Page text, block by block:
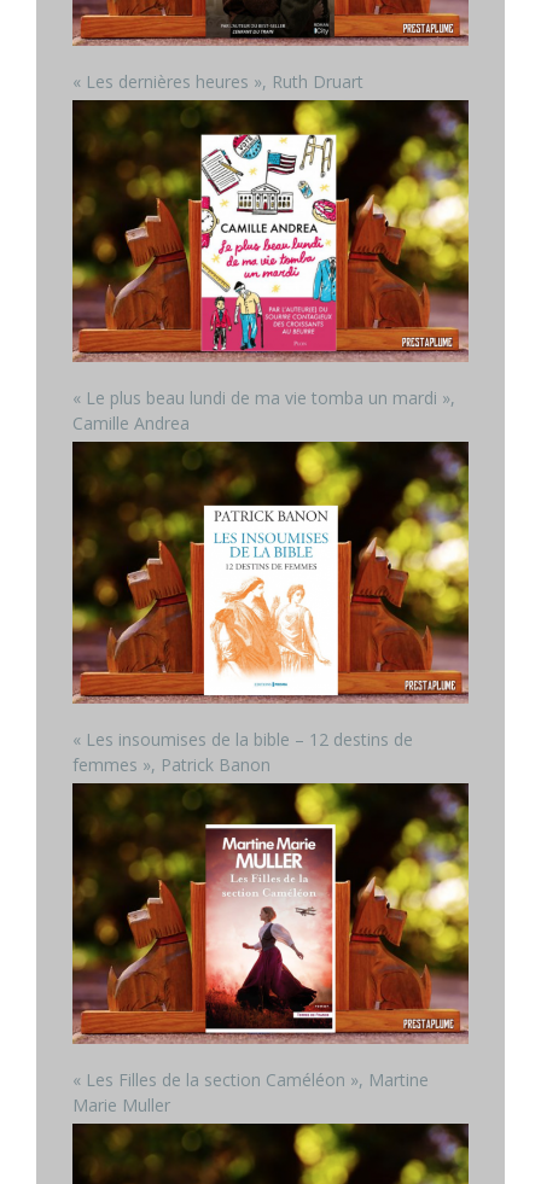
« Les dernières heures », Ruth Druart
« Le plus beau lundi de ma vie tomba un mardi »,
Camille Andrea
« Les insoumises de la bible – 12 destins de
femmes », Patrick Banon
« Les Filles de la section Caméléon », Martine
Marie Muller